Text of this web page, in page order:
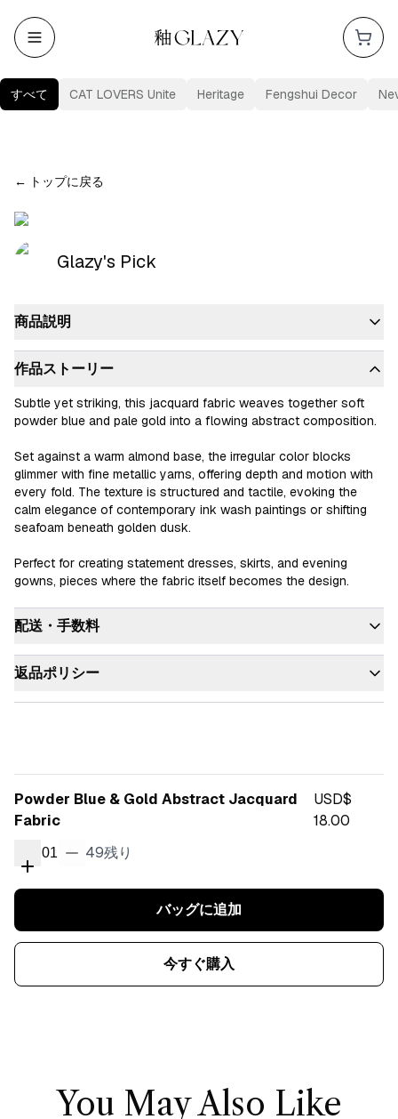
すべて CAT LOVERS Unite Heritage Fengshui Decor
← トップに戻る
Glazy's Pick
商品説明
作品ストーリー
Subtle yet striking, this jacquard fabric weaves together soft
powder blue and pale gold into a flowing abstract composition.
Set against a warm almond base, the irregular color blocks
glimmer with fine metallic yarns, offering depth and motion with
every fold. The texture is structured and tactile, evoking the
calm elegance of contemporary ink wash paintings or shifting
seafoam beneath golden dusk.
Perfect for creating statement dresses, skirts, and evening
gowns, pieces where the fabric itself becomes the design.
配送・手数料
返品ポリシー
Powder Blue & Gold Abstract Jacquard
Fabric
USD$
18.00
01 49残り
バッグに追加
今すぐ購入
You May Also Like